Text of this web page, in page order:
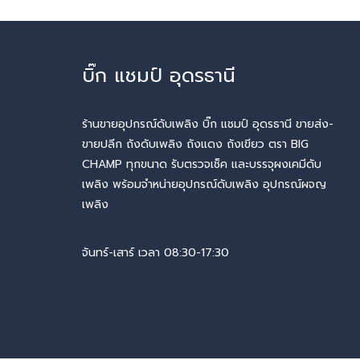
บิ๊ก แชมป์ อุดรธานี
ร้านขายอุปกรณ์ดับเพลิง บิ๊ก แชมป์ อุดรธานี ขายส่ง-
ขายปลีก ถังดับเพลิง ถังแดง ถังเขียว ตรา BIG
CHAMP ทุกขนาด รับตรวจเช็ค และบรรจุผงเคมีดับ
เพลิง พร้อมจำหน่ายอุปกรณ์ดับเพลิง อุปกรณ์ผจญ
เพลิง
จันทร์-เสาร์ เวลา 08:30-17:30